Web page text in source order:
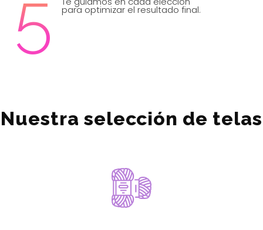
5 para optimizar el resultado final.
Nuestra selección de telas